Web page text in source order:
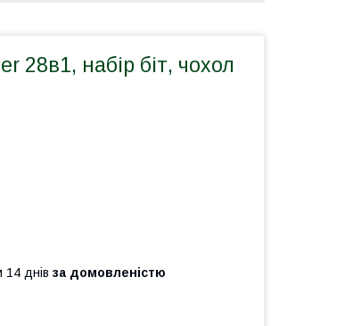
28в1, набір біт, чохол
14 днів за домовленістю